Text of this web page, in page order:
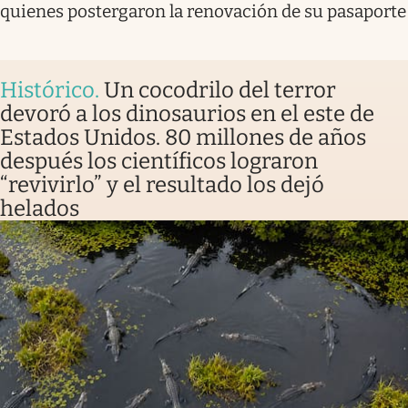
quienes postergaron la renovación de su pasaporte
Histórico. Un cocodrilo del terror
devoró a los dinosaurios en el este de
Estados Unidos. 80 millones de años
después los científicos lograron
“revivirlo” y el resultado los dejó
helados